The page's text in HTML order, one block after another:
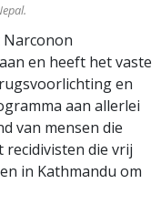
Narconon
en heeft het vaste
en
aan allerlei
van mensen die
die vrij
in Kathmandu om